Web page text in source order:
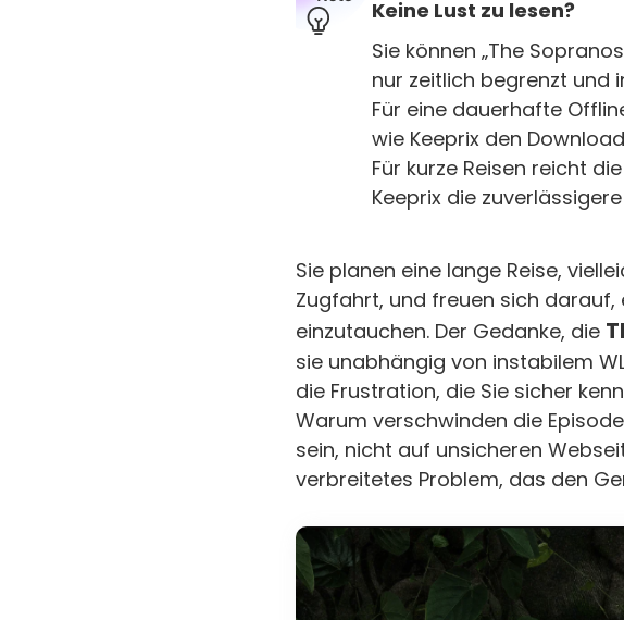
Keine Lust zu lesen?
Sie können „The
nur zeitlich begrenzt und
Für eine dauerhafte
wie Keeprix den
Für kurze Reisen reicht
Keeprix die
Sie planen eine lange Reise,
Zugfahrt, und freuen sich
einzutauchen. Der Gedanke, die
sie unabhängig von instabilem
die Frustration, die Sie sicher
Warum verschwinden die
sein, nicht auf unsicheren
verbreitetes Problem, das den